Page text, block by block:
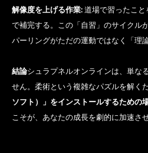
解像度を上げる作業:道場で習ったこ
で補完する。この「自習」のサイクル
パーリングがただの運動ではなく「理
結論シュラプネルオンラインは、単な
せん。柔術という複雑なパズルを解くた
ソフト）」をインストールするための
こそが、あなたの成長を劇的に加速させ